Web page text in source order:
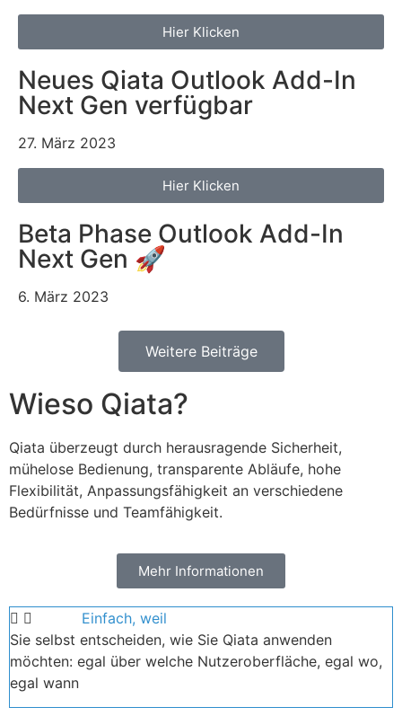
Hier Klicken
Neues Qiata Outlook Add-In
Next Gen verfügbar
27. März 2023
Hier Klicken
Beta Phase Outlook Add-In
Next Gen 🚀
6. März 2023
Weitere Beiträge
Wieso Qiata?
Qiata überzeugt durch herausragende Sicherheit,
mühelose Bedienung, transparente Abläufe, hohe
Flexibilität, Anpassungsfähigkeit an verschiedene
Bedürfnisse und Teamfähigkeit.
Mehr Informationen
Einfach, weil
Sie selbst entscheiden, wie Sie Qiata anwenden
möchten: egal über welche Nutzeroberfläche, egal wo,
egal wann